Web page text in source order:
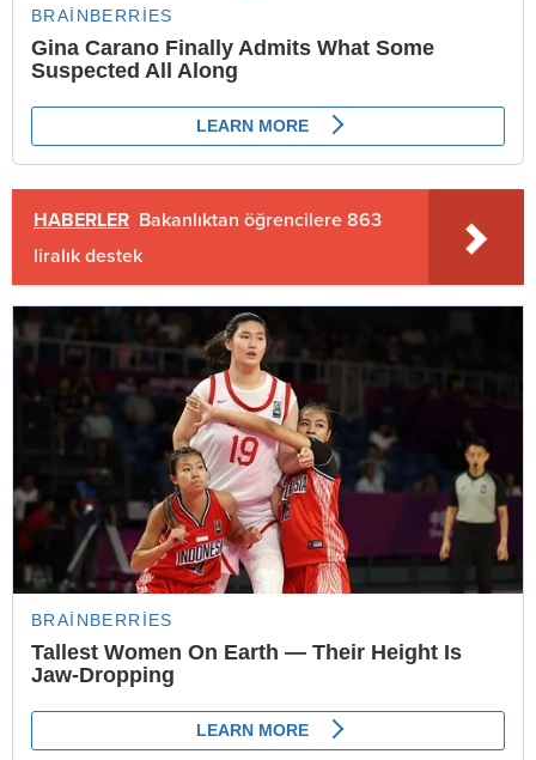
HABERLER Bakanlıktan öğrencilere 863
liralık destek